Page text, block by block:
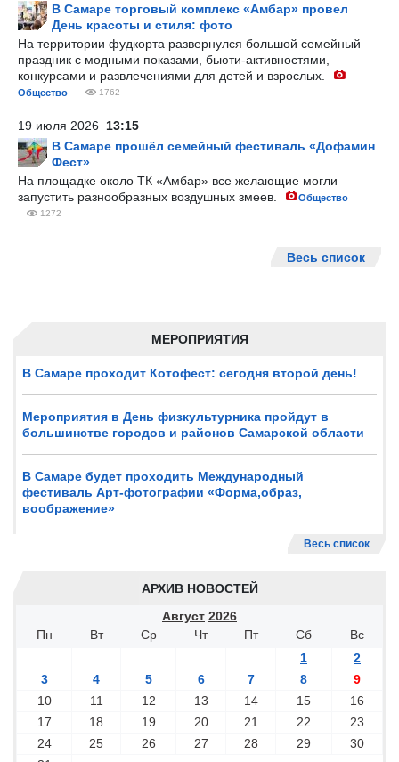
МЕРОПРИЯТИЯ
В Самаре проходит Котофест: сегодня второй день!
Мероприятия в День физкультурника пройдут в
большинстве городов и районов Самарской области
В Самаре будет проходить Международный
фестиваль Арт-фотографии «Форма,образ,
воображение»
Весь список
АРХИВ НОВОСТЕЙ
Август 2026
Пн
Вт Ср Чт Пт Сб
Вс
1
2
3
4 5 6 7 8
9
10
11 12 13 14 15
16
17
18 19 20 21 22
23
24
25 26 27 28 29
30
В Самаре торговый комплекс «Амбар» провел
День красоты и стиля: фото
На территории фудкорта развернулся большой семейный
праздник с модными показами, бьюти-активностями,
конкурсами и развлечениями для детей и взрослых.
Общество 1762
19 июля 2026 13:15
В Самаре прошёл семейный фестиваль «Дофамин
Фест»
На площадке около ТК «Амбар» все желающие могли
запустить разнообразных воздушных змеев.
Общество
1272
Весь список